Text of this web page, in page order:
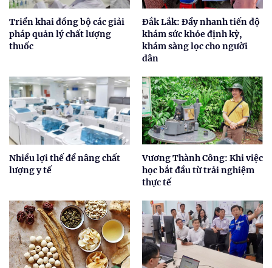
Triển khai đồng bộ các giải
pháp quản lý chất lượng
thuốc
Đắk Lắk: Đẩy nhanh tiến độ
khám sức khỏe định kỳ,
khám sàng lọc cho người
dân
Nhiều lợi thế để nâng chất
lượng y tế
Vương Thành Công: Khi việc
học bắt đầu từ trải nghiệm
thực tế